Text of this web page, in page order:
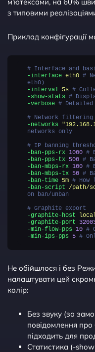
з типовими
Приклад конфігурації
# Interface and
-interface eth0 #
eth0)
-interval 5s #
-show-stats #
-verbose # Detailed
# Network filtering
-networks "
networks only
# IP banning
-ban-pps-rx 1000 #
-ban-pps-tx 500 #
-ban-mbps-rx 100 #
-ban-mbps-tx 50 #
-ban-time 5m # How
-ban-script /path/
on ban/unban
# Graphite export
-graphite-host
-graphite-port
-min-flow-pps 10 #
-min-ips-pps 5 #
Не обійшлося і без
налаштувати цей
колір:
Без звуку (за
повідомлення про
підходить для
Статистика (-